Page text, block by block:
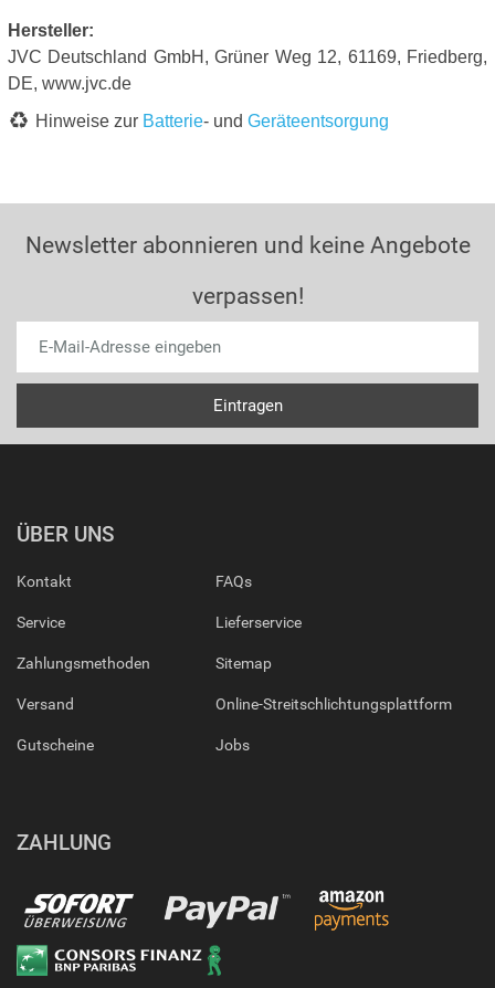
Hersteller:
JVC Deutschland GmbH, Grüner Weg 12, 61169, Friedberg,
DE, www.jvc.de
Hinweise zur Batterie- und Geräteentsorgung
Newsletter abonnieren und keine Angebote
verpassen!
ÜBER UNS
Kontakt
Service
Zahlungsmethoden
Versand
Gutscheine
FAQs
Lieferservice
Sitemap
Online-Streitschlichtungsplattform
Jobs
ZAHLUNG